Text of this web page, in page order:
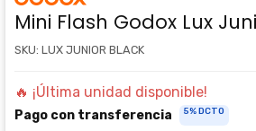
Mini Flash Godox Lux
SKU: LUX JUNIOR BLACK
🔥 ¡Última unidad disponible!
Pago con transferencia 5% DCTO